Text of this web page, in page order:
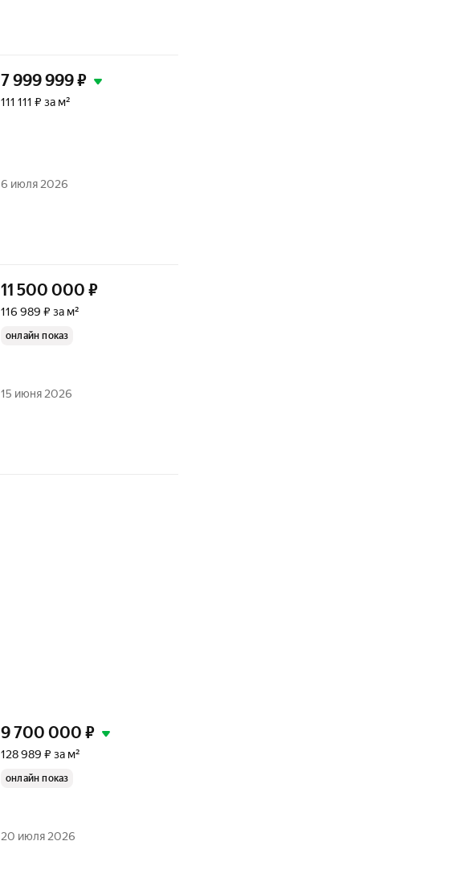
7 999 999₽
111 111 ₽ за м²
6 июля 2026
11 500 000 ₽
116 989 ₽ за м²
онлайн показ
15 июня 2026
9 700 000 ₽
128 989 ₽ за м²
онлайн показ
20 июля 2026